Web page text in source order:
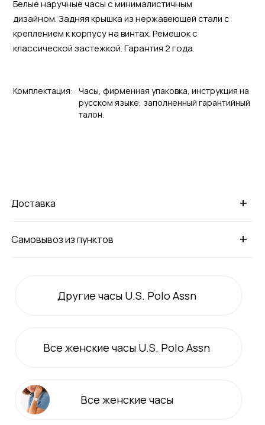
Белые наручные часы с минималистичным
дизайном. Задняя крышка из нержавеющей стали с
креплением к корпусу на винтах. Ремешок с
классической застежкой. Гарантия 2 года.
Комплектация: Часы, фирменная упаковка, инструкция на
русском языке, заполненный гарантийный
талон.
+
Доставка
+
Самовывоз из пунктов
Другие часы U.S. Polo Assn
Всеженские часы U.S. Polo Assn
Все женские часы